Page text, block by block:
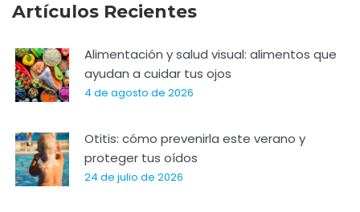
Artículos Recientes
Alimentación y salud visual: alimentos que
ayudan a cuidar tus ojos
4 de agosto de 2026
Otitis: cómo prevenirla este verano y
proteger tus oídos
24 de julio de 2026